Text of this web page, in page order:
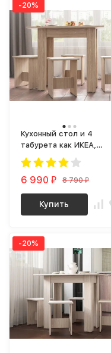
-20%
Кухонный стол и 4
табурета как ИКЕА,
Обеденная группа ОГ-01
ЛДСП сонома
6 990₽ 8 790₽
Купить
-20%